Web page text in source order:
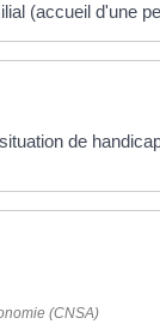
(accueil d'une
de
(CNSA)